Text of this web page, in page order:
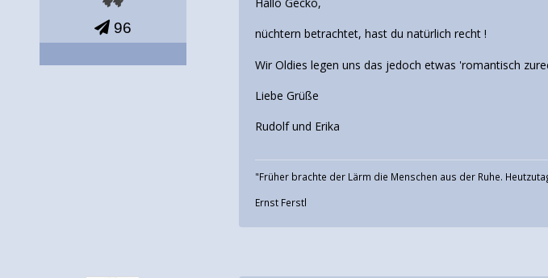
96
nüchtern betrachtet, hast du natürlich recht !
Wir Oldies legen uns das jedoch etwas 'romantisch
Liebe Grüße
Rudolf und Erika
"Früher brachte der Lärm die Menschen aus der Ruhe.
Ernst Ferstl